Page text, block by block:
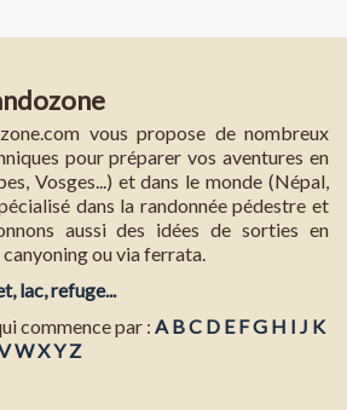
vous propose de nombreux
pour préparer vos aventures en
Vosges...) et dans le monde (Népal,
dans la randonnée pédestre et
aussi des idées de sorties en
ou via ferrata.
lac, refuge...
commence par : A BC D E FG H I J K
WXY Z